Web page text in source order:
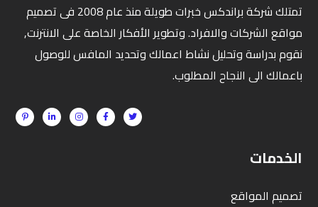
تمتلك شركة براندكس خبرات طويلة منذ عام 2008 فى تصميم
مواقع الشركات والافراد. وتطوير الأفكار الخاصة على الانترنت,
نقوم بدراسة وتحليل نشاط اعمالك وتحديد المافس للوصول
باعمالك الى النجاح المطلوب.
الخدمات
تصميم المواقع